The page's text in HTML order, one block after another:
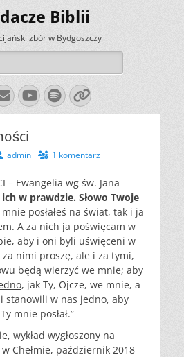
Biblii
zbór w Bydgoszczy
YouTube
Spotify
Link
admin 1 komentarz
– Ewangelia wg św. Jana
w prawdzie. Słowo Twoje
mnie posłałeś na świat, tak i ja
A za nich ja poświęcam w
aby i oni byli uświęceni w
nimi proszę, ale i za tymi,
będą wierzyć we mnie; aby
, jak Ty, Ojcze, we mnie, a
stanowili w nas jedno, aby
mnie posłał.”
wykład wygłoszony na
Chełmie, październik 2018